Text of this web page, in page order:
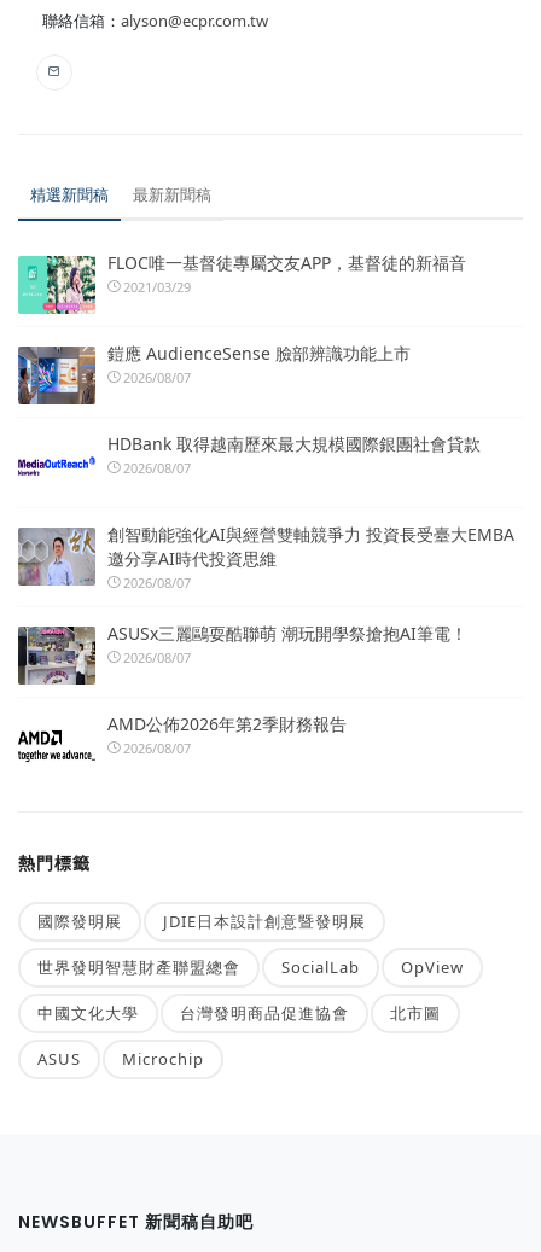
聯絡信箱： alyson@ecpr.com.tw
精選新聞稿 最新新聞稿
FLOC唯一基督徒專屬交友APP，基督徒的新福音
2021/03/29
鎧應 AudienceSense 臉部辨識功能上市
2026/08/07
HDBank 取得越南歷來最大規模國際銀團社會貸款
2026/08/07
創智動能強化AI與經營雙軸競爭力 投資長受臺大EMBA
邀分享AI時代投資思維
2026/08/07
ASUSx三麗鷗耍酷聯萌 潮玩開學祭搶抱AI筆電！
2026/08/07
AMD公佈2026年第2季財務報告
2026/08/07
熱門標籤
國際發明展 JDIE日本設計創意暨發明展
世界發明智慧財產聯盟總會 SocialLab OpView
中國文化大學 台灣發明商品促進協會 北市圖
ASUS Microchip
NEWSBUFFET 新聞稿自助吧